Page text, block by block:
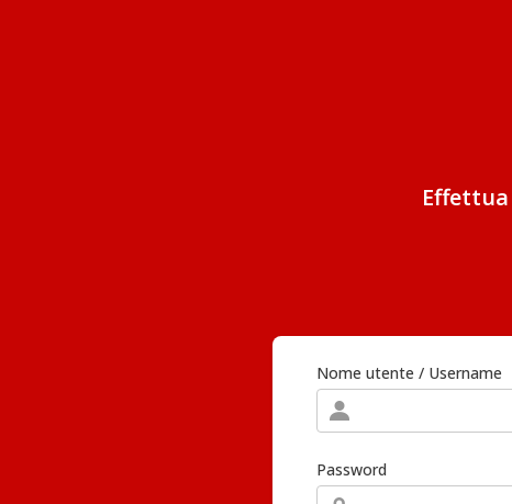
Nome utente / Username
Password